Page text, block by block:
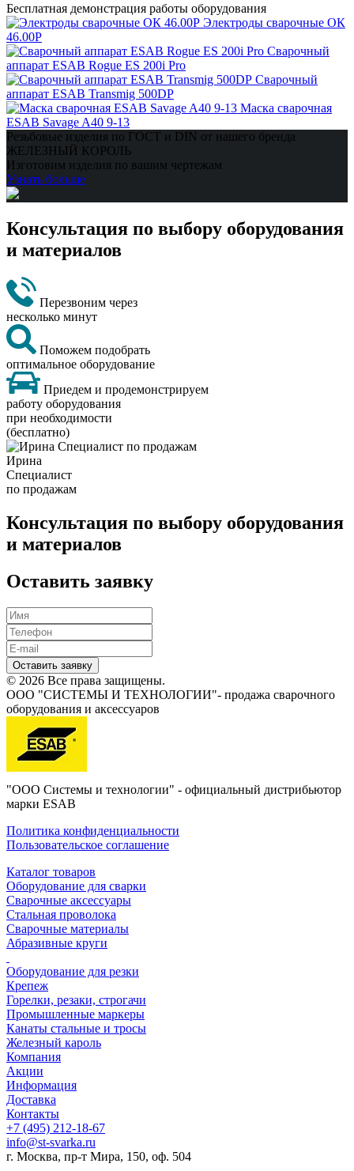
Бесплатная демонстрация работы оборудования
Электроды сварочные ОК
46.00Р
Сварочный
аппарат ESAB Rogue ES 200i Pro
Сварочный
аппарат ESAB Transmig 500DP
Маска сварочная
ESAB Savage A40 9-13
Резьбовые изделия по ГОСТ и DIN от нашего бренда
ЖЕЛЕЗНЫЙ КОРОЛЬ
Изготовим изделия по вашим чертежам
Узнать больше
Консультация по выбору оборудования
и материалов
Перезвоним через
несколько минут
Поможем подобрать
оптимальное оборудование
Приедем и продемонстрируем
работу оборудования
при необходимости
(бесплатно)
Ирина
Специалист
по продажам
Консультация по выбору оборудования
и материалов
Оставить заявку
Оставить заявку
© 2026 Все права защищены.
ООО "СИСТЕМЫ И ТЕХНОЛОГИИ"- продажа сварочного
оборудования и аксессуаров
"ООО Системы и технологии" - официальный дистрибьютор
марки ESAB
Политика конфиденциальности
Пользовательское соглашение
Каталог товаров
Оборудование для сварки
Сварочные аксессуары
Стальная проволока
Сварочные материалы
Абразивные круги
Оборудование для резки
Крепеж
Горелки, резаки, строгачи
Промышленные маркеры
Канаты стальные и тросы
Железный кароль
Компания
Акции
Информация
Доставка
Контакты
+7 (495) 212-18-67
info@st-svarka.ru
г. Москва, пр-т Мира, 150, оф. 504